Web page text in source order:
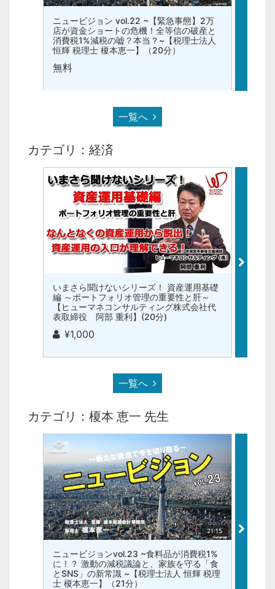
ニュービジョン vol.22 ~【緊急事態】2万
店が資金ショートの危機！全等信の破産と
消費税1%減税の嘘？本当？~【税理士法人
恒輝 税理士 榎本恵一】（20分）
無料
一覧へ
カテゴリ：経済
いまさら聞けないシリーズ！ 資産運用基礎
編 ～ポートフォリオ管理の重要性と肝～
【ヒューマネコンサルティング株式会社代
表取締役 阿部 重利】(20分)
¥1,000
一覧へ
カテゴリ：榎本 恵一 先生
21:15
ニュービジョンvol.23 ~食料品が消費税1%
に！？ 激動の減税議論と、家族を守る「食
とSNS」の新常識 ~【税理士法人 恒輝 税理
士 榎本恵一】（21分）